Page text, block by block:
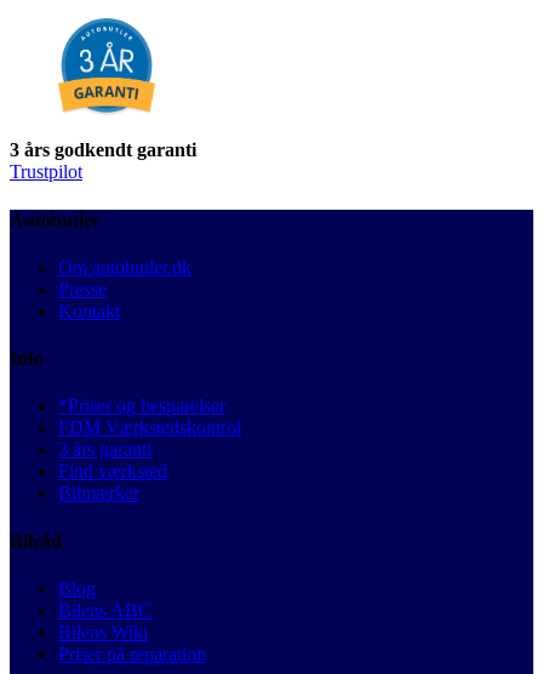
3 års godkendt garanti
Trustpilot
Autobutler
Om autobutler.dk
Presse
Kontakt
Info
*Priser og besparelser
FDM Værkstedskontrol
3 års garanti
Find værksted
Bilmærker
Bilråd
Blog
Bilens ABC
Bilens Wiki
Priser på reparation